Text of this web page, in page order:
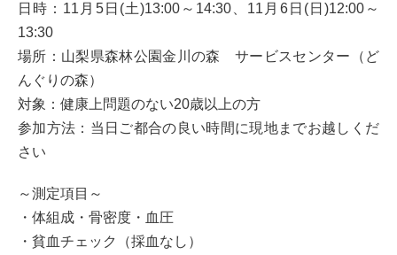
日時：11月5日(土)13:00～14:30、11月6日(日)12:00～
13:30
場所：山梨県森林公園金川の森 サービスセンター（ど
んぐりの森）
対象：健康上問題のない20歳以上の方
参加方法：当日ご都合の良い時間に現地までお越しくだ
さい
～測定項目～
・体組成・骨密度・血圧
・貧血チェック（採血なし）